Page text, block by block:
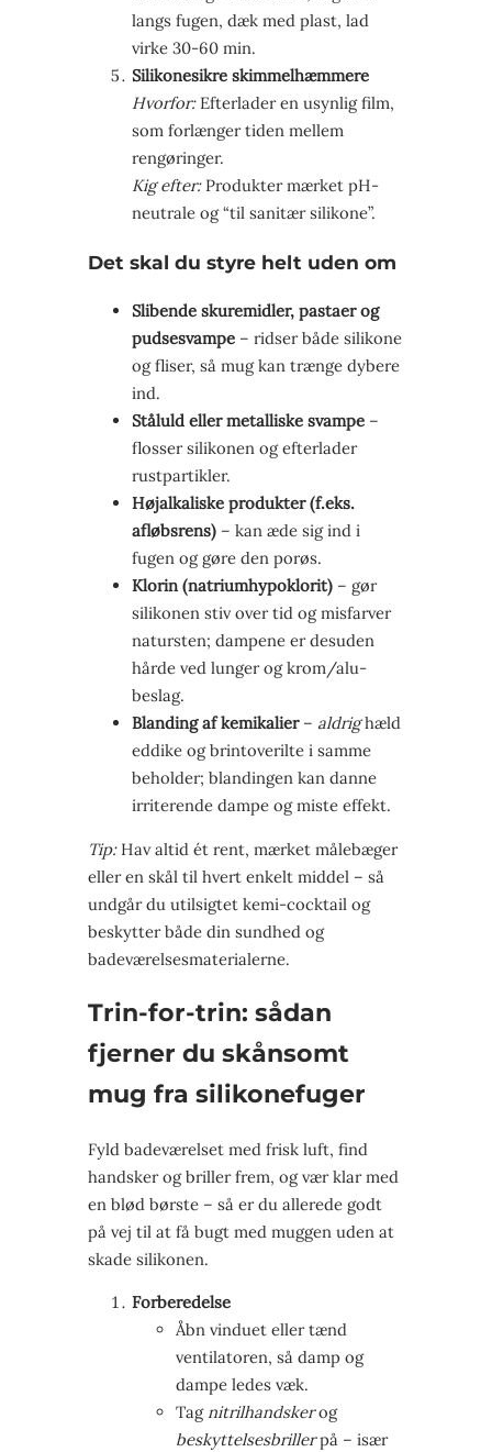
langs fugen, dæk med plast, lad
virke 30-60 min.
Silikonesikre skimmelhæmmere
Hvorfor:Efterlader en usynlig film,
som forlænger tiden mellem
rengøringer.
Kig efter:Produkter mærket pH-
neutrale og “til sanitær silikone”.
Det skal du styre helt uden om
Slibende skuremidler, pastaer og
pudsesvampe – ridser både silikone
og fliser, så mug kan trænge dybere
ind.
Ståluld eller metalliske svampe –
flosser silikonen og efterlader
rustpartikler.
Højalkaliske produkter (f.eks.
afløbsrens) – kan æde sig ind i
fugen og gøre den porøs.
Klorin (natriumhypoklorit) – gør
silikonen stiv over tid og misfarver
natursten; dampene er desuden
hårde ved lunger og krom/alu-
beslag.
Blanding af kemikalier– aldrighæld
eddike og brintoverilte i samme
beholder; blandingen kan danne
irriterende dampe og miste effekt.
Tip:Hav altid ét rent, mærket målebæger
eller en skål til hvert enkelt middel – så
undgår du utilsigtet kemi-cocktail og
beskytter både din sundhed og
badeværelsesmaterialerne.
Trin-for-trin: sådan
fjerner du skånsomt
mug fra silikonefuger
Fyld badeværelset med frisk luft, find
handsker og briller frem, og vær klar med
en blød børste – så er du allerede godt
på vej til at få bugt med muggen uden at
skade silikonen.
Forberedelse
Åbn vinduet eller tænd
ventilatoren, så damp og
dampe ledes væk.
Tagnitrilhandskerog
beskyttelsesbrillerpå – især